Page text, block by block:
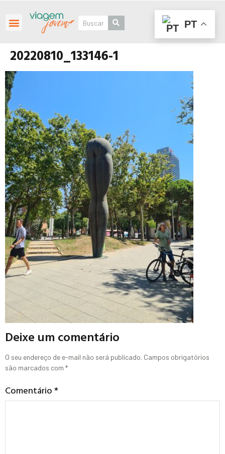
20220810_133146-1
Deixe um comentário
O seu endereço de e-mail não será publicado. Campos obrigatórios
são marcados com *
Comentário*
PT